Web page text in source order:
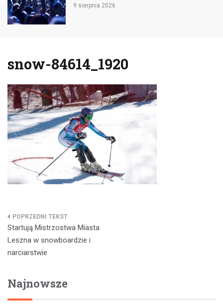
9 sierpnia 2026
snow-84614_1920
Nawigacja
wpisu
Startują Mistrzostwa Miasta
Leszna w snowboardzie i
narciarstwie
Najnowsze